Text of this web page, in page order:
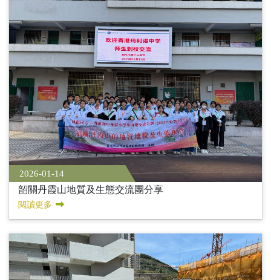
2026-01-14
韶關丹霞山地質及生態交流團分享
閱讀更多